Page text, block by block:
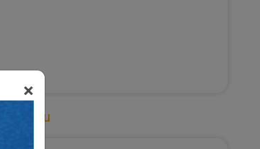
×
Hukuku